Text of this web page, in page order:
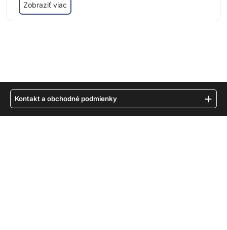
Zobraziť viac
Kontakt a obchodné podmienky